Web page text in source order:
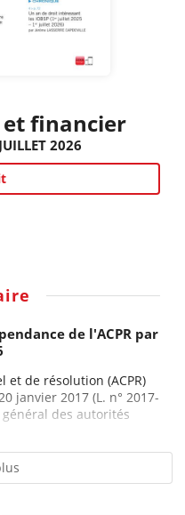
financier
2026
de l'ACPR par
de résolution (ACPR)
janvier 2017 (L. n° 2017-
des autorités